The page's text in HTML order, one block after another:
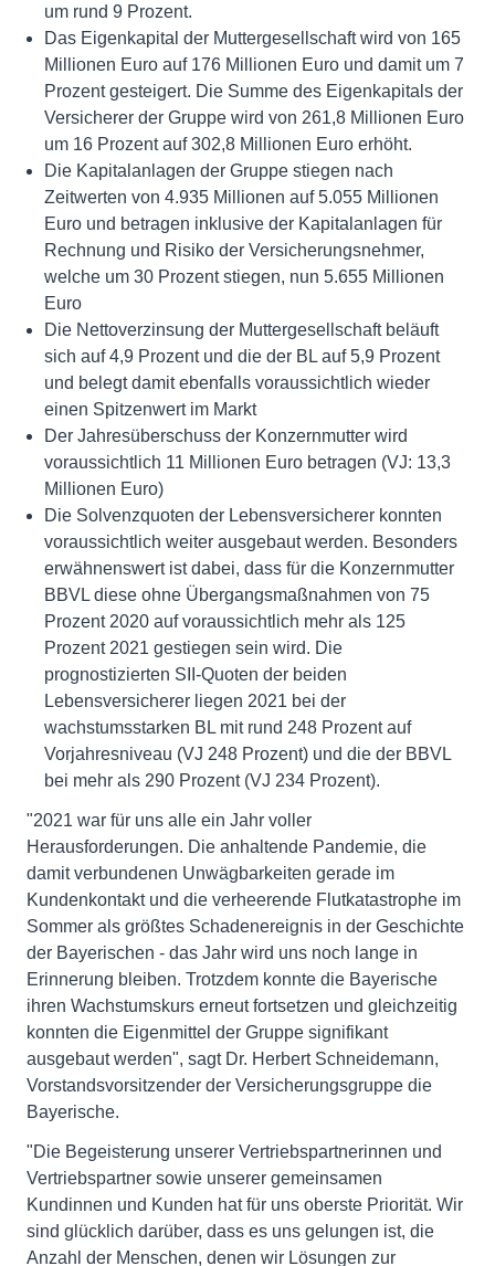
um rund 9 Prozent.
Das Eigenkapital der Muttergesellschaft wird von 165
Millionen Euro auf 176 Millionen Euro und damit um 7
Prozent gesteigert. Die Summe des Eigenkapitals der
Versicherer der Gruppe wird von 261,8 Millionen Euro
um 16 Prozent auf 302,8 Millionen Euro erhöht.
Die Kapitalanlagen der Gruppe stiegen nach
Zeitwerten von 4.935 Millionen auf 5.055 Millionen
Euro und betragen inklusive der Kapitalanlagen für
Rechnung und Risiko der Versicherungsnehmer,
welche um 30 Prozent stiegen, nun 5.655 Millionen
Euro
Die Nettoverzinsung der Muttergesellschaft beläuft
sich auf 4,9 Prozent und die der BL auf 5,9 Prozent
und belegt damit ebenfalls voraussichtlich wieder
einen Spitzenwert im Markt
Der Jahresüberschuss der Konzernmutter wird
voraussichtlich 11 Millionen Euro betragen (VJ: 13,3
Millionen Euro)
Die Solvenzquoten der Lebensversicherer konnten
voraussichtlich weiter ausgebaut werden. Besonders
erwähnenswert ist dabei, dass für die Konzernmutter
BBVL diese ohne Übergangsmaßnahmen von 75
Prozent 2020 auf voraussichtlich mehr als 125
Prozent 2021 gestiegen sein wird. Die
prognostizierten SII-Quoten der beiden
Lebensversicherer liegen 2021 bei der
wachstumsstarken BL mit rund 248 Prozent auf
Vorjahresniveau (VJ 248 Prozent) und die der BBVL
bei mehr als 290 Prozent (VJ 234 Prozent).
"2021 war für uns alle ein Jahr voller
Herausforderungen. Die anhaltende Pandemie, die
damit verbundenen Unwägbarkeiten gerade im
Kundenkontakt und die verheerende Flutkatastrophe im
Sommer als größtes Schadenereignis in der Geschichte
der Bayerischen - das Jahr wird uns noch lange in
Erinnerung bleiben. Trotzdem konnte die Bayerische
ihren Wachstumskurs erneut fortsetzen und gleichzeitig
konnten die Eigenmittel der Gruppe signifikant
ausgebaut werden", sagt Dr. Herbert Schneidemann,
Vorstandsvorsitzender der Versicherungsgruppe die
Bayerische.
"Die Begeisterung unserer Vertriebspartnerinnen und
Vertriebspartner sowie unserer gemeinsamen
Kundinnen und Kunden hat für uns oberste Priorität. Wir
sind glücklich darüber, dass es uns gelungen ist, die
Anzahl der Menschen, denen wir Lösungen zur